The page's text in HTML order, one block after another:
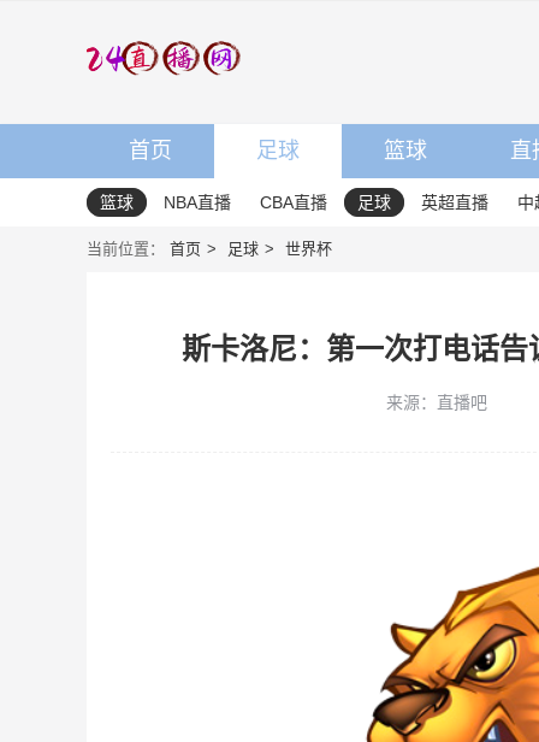
首页 足球 篮球 直
篮球 NBA直播 CBA直播 足球 英超直播 中
当前位置： 首页 足球 世界杯
斯卡洛尼：第一次打电话
来源：直播吧